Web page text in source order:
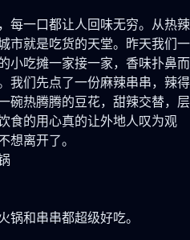
， 每一口都让人 回味无穷。 从热辣
市就是吃货的天堂。 昨天我们 一
小吃摊一家接一家， 香味扑鼻而
我们 先点了一份麻辣串串， 辣得
碗热腾腾的豆花， 甜辣交替， 层
食的用心真的让外地人 叹为观
想离开了。
锅和串串都超级好吃。